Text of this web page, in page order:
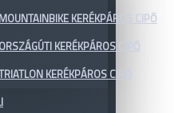
MOUNTAINBIKE KERÉKPÁROS CIPŐ
ORSZÁGÚTI KERÉKPÁROS CIPŐ
KERÉKPÁROS CIPŐ